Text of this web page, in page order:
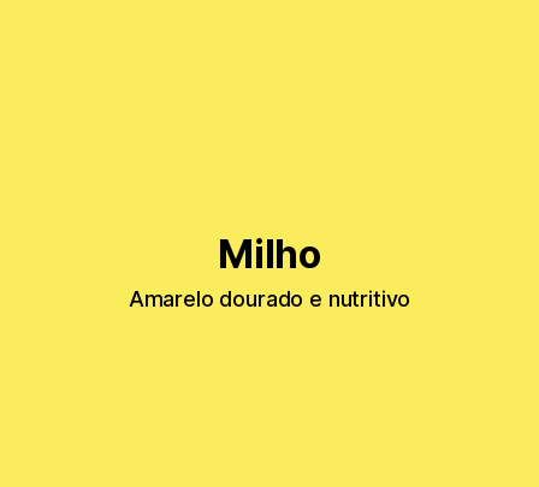
Milho
Amarelo dourado e nutritivo